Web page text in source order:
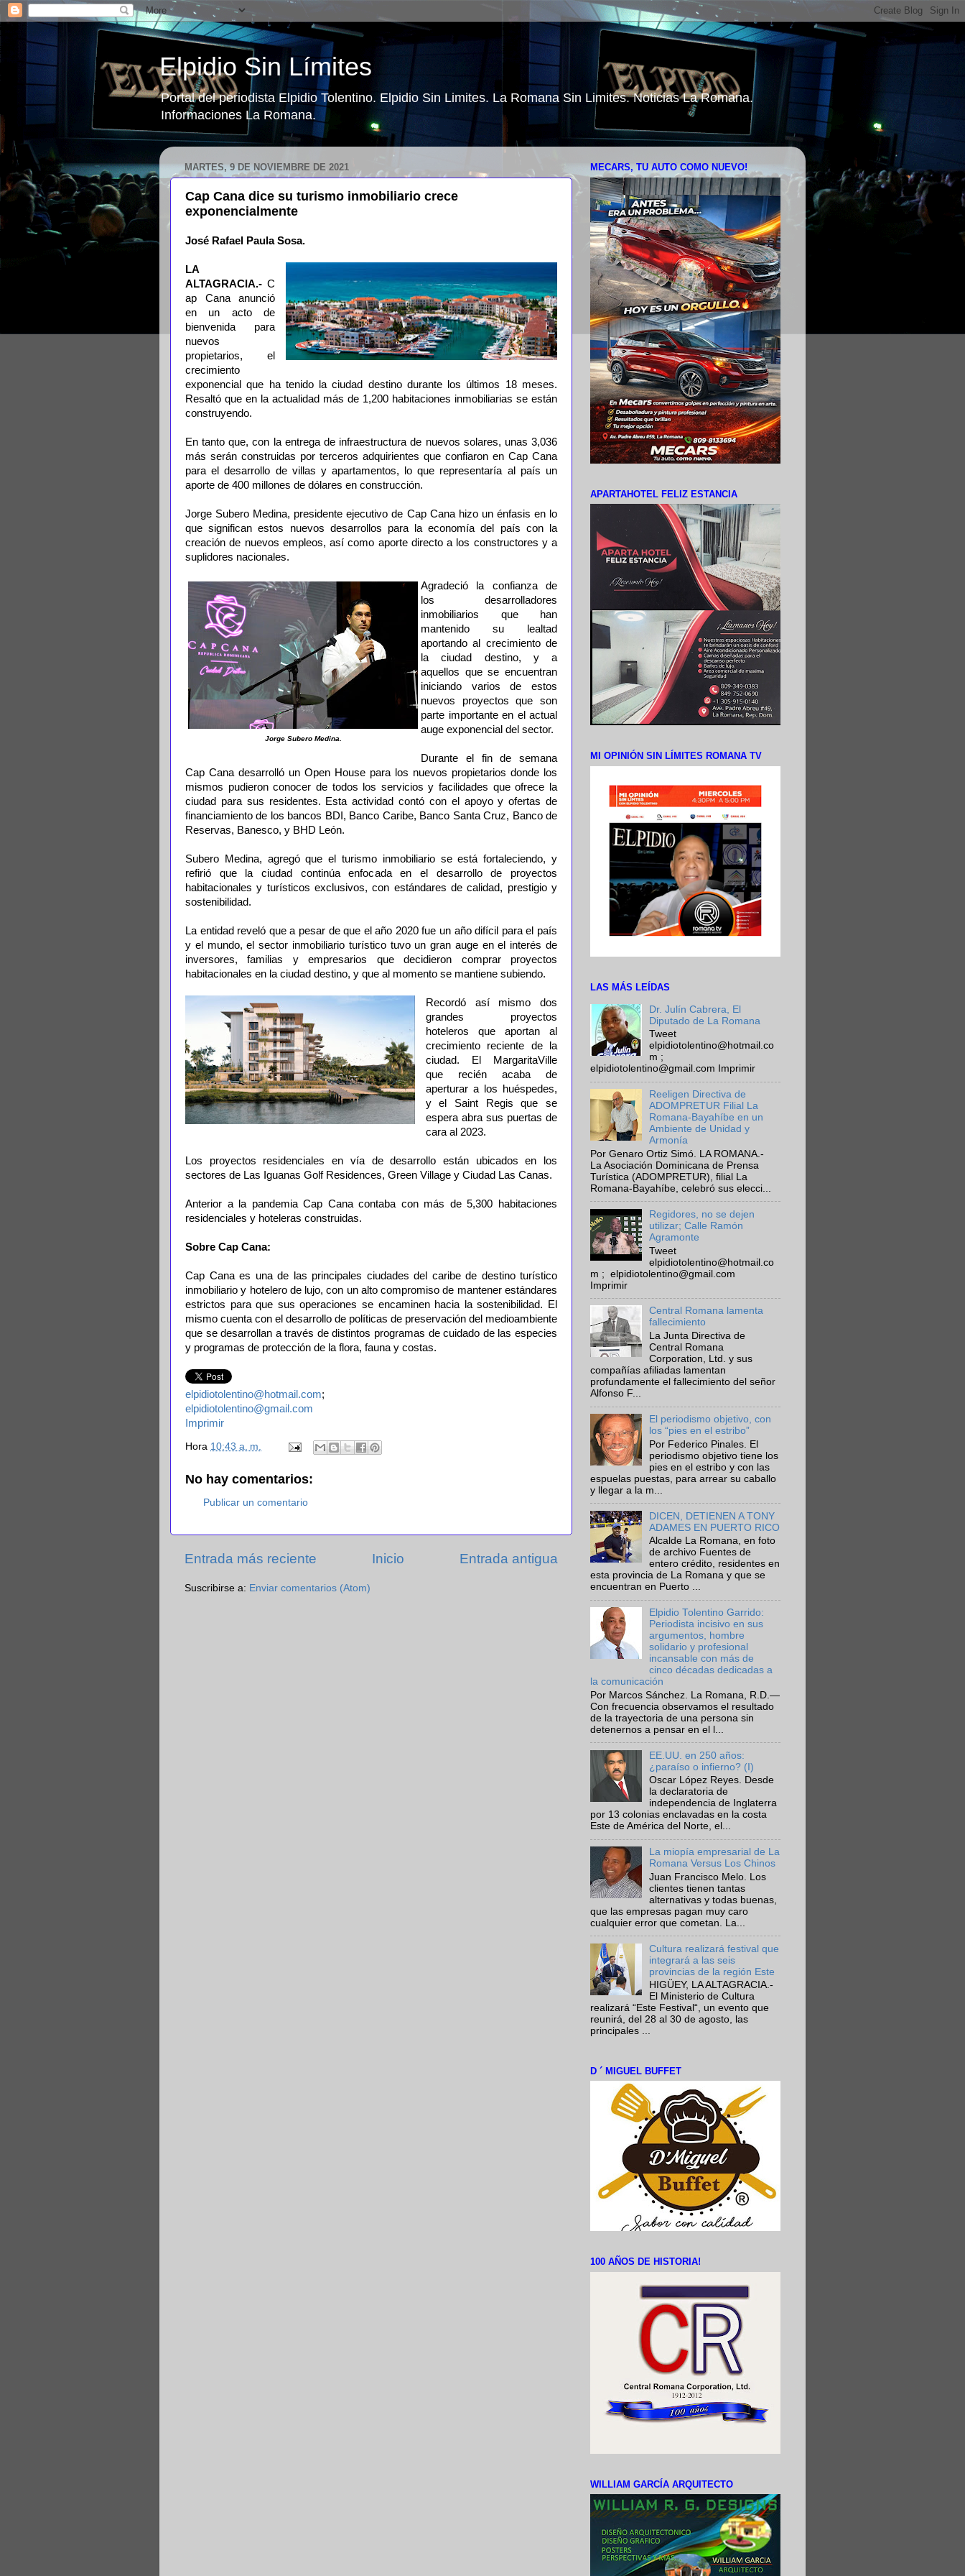
Elpidio Sin Límites
Portal del periodista Elpidio Tolentino. Elpidio Sin Limites. La Romana Sin Limites. Noticias La Romana.
Informaciones La Romana.
MARTES, 9 DE NOVIEMBRE DE 2021
Cap Cana dice su turismo inmobiliario crece
exponencialmente
José Rafael Paula Sosa.
LA
ALTAGRACIA.-C
ap Cana anunció
en un acto de
bienvenida para
nuevos
propietarios, el
crecimiento
exponencial que ha tenido la ciudad destino durante los últimos 18 meses.
Resaltó que en la actualidad más de 1,200 habitaciones inmobiliarias se están
construyendo.
En tanto que, con la entrega de infraestructura de nuevos solares, unas 3,036
más serán construidas por terceros adquirientes que confiaron en Cap Cana
para el desarrollo de villas y apartamentos, lo que representaría al país un
aporte de 400 millones de dólares en construcción.
Jorge Subero Medina, presidente ejecutivo de Cap Cana hizo un énfasis en lo
que significan estos nuevos desarrollos para la economía del país con la
creación de nuevos empleos, así como aporte directo a los constructores y a
suplidores nacionales.
Jorge Subero Medina.
Agradeció la confianza de
los desarrolladores
inmobiliarios que han
mantenido su lealtad
aportando al crecimiento de
la ciudad destino, y a
aquellos que se encuentran
iniciando varios de estos
nuevos proyectos que son
parte importante en el actual
auge exponencial del sector.
Durante el fin de semana
Cap Cana desarrolló un Open House para los nuevos propietarios donde los
mismos pudieron conocer de todos los servicios y facilidades que ofrece la
ciudad para sus residentes. Esta actividad contó con el apoyo y ofertas de
financiamiento de los bancos BDI, Banco Caribe, Banco Santa Cruz, Banco de
Reservas, Banesco, y BHD León.
Subero Medina, agregó que el turismo inmobiliario se está fortaleciendo, y
refirió que la ciudad continúa enfocada en el desarrollo de proyectos
habitacionales y turísticos exclusivos, con estándares de calidad, prestigio y
sostenibilidad.
La entidad reveló que a pesar de que el año 2020 fue un año difícil para el país
y el mundo, el sector inmobiliario turístico tuvo un gran auge en el interés de
inversores, familias y empresarios que decidieron comprar proyectos
habitacionales en la ciudad destino, y que al momento se mantiene subiendo.
Recordó así mismo dos
grandes proyectos
hoteleros que aportan al
crecimiento reciente de la
ciudad. El MargaritaVille
que recién acaba de
aperturar a los huéspedes,
y el Saint Regis que se
espera abra sus puertas de
cara al 2023.
Los proyectos residenciales en vía de desarrollo están ubicados en los
sectores de Las Iguanas Golf Residences, Green Village y Ciudad Las Canas.
Anterior a la pandemia Cap Cana contaba con más de 5,300 habitaciones
residenciales y hoteleras construidas.
Sobre Cap Cana:
Cap Cana es una de las principales ciudades del caribe de destino turístico
inmobiliario y hotelero de lujo, con un alto compromiso de mantener estándares
estrictos para que sus operaciones se encaminen hacia la sostenibilidad. El
mismo cuenta con el desarrollo de políticas de preservación del medioambiente
que se desarrollan a través de distintos programas de cuidado de las especies
y programas de protección de la flora, fauna y costas.
elpidiotolentino@hotmail.com;
elpidiotolentino@gmail.com
Imprimir
Hora 10:43 a. m.
No hay comentarios:
Publicar un comentario
Entrada más reciente Entrada antigua
Inicio
Suscribirse a: Enviar comentarios (Atom)
MECARS, TU AUTO COMO NUEVO!
APARTAHOTEL FELIZ ESTANCIA
MI OPINIÓN SIN LÍMITES ROMANA TV
LAS MÁS LEÍDAS
Dr. Julín Cabrera, El
Diputado de La Romana
Tweet
elpidiotolentino@hotmail.co
m ;
elpidiotolentino@gmail.com Imprimir
Reeligen Directiva de
ADOMPRETUR Filial La
Romana-Bayahíbe en un
Ambiente de Unidad y
Armonía
Por Genaro Ortiz Simó. LA ROMANA.-
La Asociación Dominicana de Prensa
Turística (ADOMPRETUR), filial La
Romana-Bayahíbe, celebró sus elecci...
Regidores, no se dejen
utilizar; Calle Ramón
Agramonte
Tweet
elpidiotolentino@hotmail.co
m ; elpidiotolentino@gmail.com
Imprimir
Central Romana lamenta
fallecimiento
La Junta Directiva de
Central Romana
Corporation, Ltd. y sus
compañías afiliadas lamentan
profundamente el fallecimiento del señor
Alfonso F...
El periodismo objetivo, con
los “pies en el estribo”
Por Federico Pinales. El
periodismo objetivo tiene los
pies en el estribo y con las
espuelas puestas, para arrear su caballo
y llegar a la m...
DICEN, DETIENEN A TONY
ADAMES EN PUERTO RICO
Alcalde La Romana, en foto
de archivo Fuentes de
entero crédito, residentes en
esta provincia de La Romana y que se
encuentran en Puerto ...
Elpidio Tolentino Garrido:
Periodista incisivo en sus
argumentos, hombre
solidario y profesional
incansable con más de
cinco décadas dedicadas a
la comunicación
Por Marcos Sánchez. La Romana, R.D.—
Con frecuencia observamos el resultado
de la trayectoria de una persona sin
detenernos a pensar en el l...
EE.UU. en 250 años:
¿paraíso o infierno? (I)
Oscar López Reyes. Desde
la declaratoria de
independencia de Inglaterra
por 13 colonias enclavadas en la costa
Este de América del Norte, el...
La miopía empresarial de La
Romana Versus Los Chinos
Juan Francisco Melo. Los
clientes tienen tantas
alternativas y todas buenas,
que las empresas pagan muy caro
cualquier error que cometan. La...
Cultura realizará festival que
integrará a las seis
provincias de la región Este
HIGÜEY, LA ALTAGRACIA.-
El Ministerio de Cultura
realizará “Este Festival“, un evento que
reunirá, del 28 al 30 de agosto, las
principales ...
D ´ MIGUEL BUFFET
100 AÑOS DE HISTORIA!
WILLIAM GARCÍA ARQUITECTO